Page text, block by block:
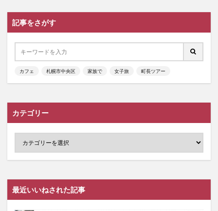
記事をさがす
カフェ 札幌市中央区 家族で 女子旅 町長ツアー
カテゴリー
最近いいねされた記事